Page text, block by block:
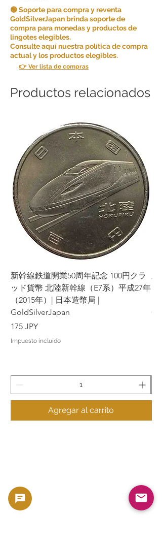
🟢 Soporte para compra y reventa
GoldSilverJapan brinda soporte de
compra para monedas y productos de
lingotes elegibles.
Consulte aquí nuestra política de compra
actual y los productos elegibles.
👉 Ver lista de compras
Productos relacionados
新幹線鉄道開業50周年記念 100円クラ
ッド貨幣 北陸新幹線（E7系）平成27年
（2015年）| 日本造幣局 |
GoldSilverJapan
Precio
175 JPY
Impuesto incluido
Agregar al carrito